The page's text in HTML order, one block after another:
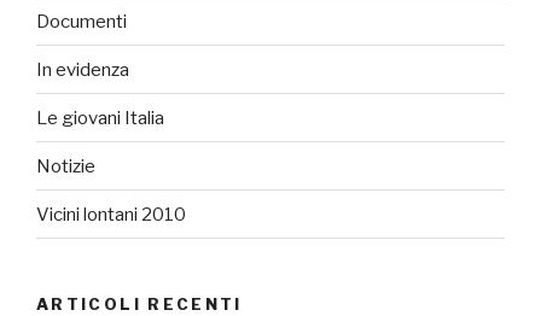
Documenti
In evidenza
Le giovani Italia
Notizie
Vicini lontani 2010
ARTICOLI RECENTI